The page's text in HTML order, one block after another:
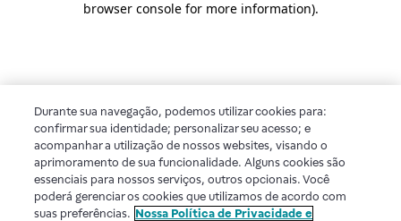
browser console for more information).
Durante sua navegação, podemos utilizar cookies para:
confirmar sua identidade; personalizar seu acesso; e
acompanhar a utilização de nossos websites, visando o
aprimoramento de sua funcionalidade. Alguns cookies são
essenciais para nossos serviços, outros opcionais. Você
poderá gerenciar os cookies que utilizamos de acordo com
suas preferências. Nossa Política de Privacidade e